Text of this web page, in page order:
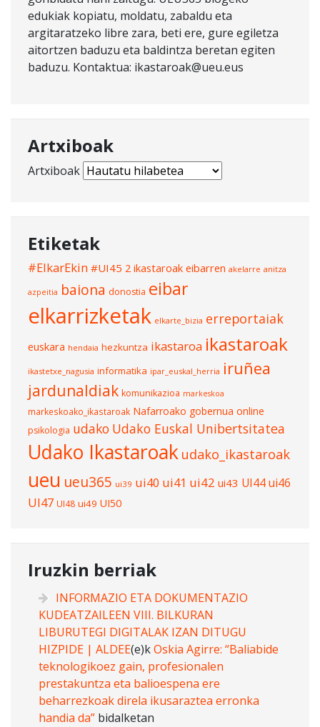
edukiak kopiatu, moldatu, zabaldu eta
argitaratzeko libre zara, beti ere, gure egiletza
aitortzen baduzu eta baldintza beretan egiten
baduzu. Kontaktua: ikastaroak@ueu.eus
Artxiboak
Artxiboak
Etiketak
#ElkarEkin #UI45 2 ikastaroak eibarren akelarre anitza
azpeitia baiona donostia eibar
elkarrizketak elkarte_bizia erreportaiak
euskara hendaia hezkuntza ikastaroa ikastaroak
ikastetxe_nagusia informatika ipar_euskal_herria iruñea
jardunaldiak komunikazioa markeskoa
markeskoako_ikastaroak Nafarroako gobernua online
psikologia udako Udako Euskal Unibertsitatea
Udako Ikastaroak udako_ikastaroak
ueu ueu365 ui39 ui40 ui41 ui42 ui43 UI44ui46
UI47 UI48 ui49 UI50
Iruzkin berriak
INFORMAZIO ETA DOKUMENTAZIO
KUDEATZAILEEN VIII. BILKURAN
LIBURUTEGI DIGITALAK IZAN DITUGU
HIZPIDE | ALDEE(e)kOskia Agirre: “Baliabide
teknologikoez gain, profesionalen
prestakuntza eta balioespena ere
beharrezkoak direla ikusaraztea erronka
handia da” bidalketan